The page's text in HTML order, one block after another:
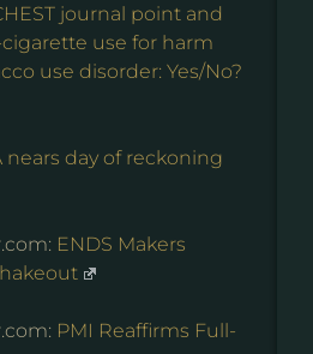
journal point and
use for harm
use disorder: Yes/No?
nears day of reckoning
ENDS Makers
PMI Reaffirms Full-